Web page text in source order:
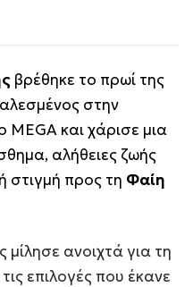
βρέθηκε το πρωί της
στην
και χάρισε μια
αλήθειες ζωής
στιγμή προς τη Φαίη
ανοιχτά για τη
επιλογές που έκανε